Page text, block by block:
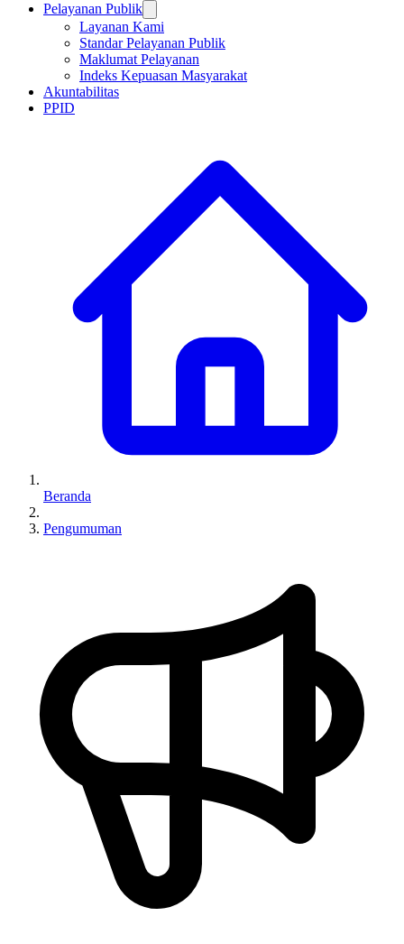
Pelayanan Publik
Layanan Kami
Standar Pelayanan Publik
Maklumat Pelayanan
Indeks Kepuasan Masyarakat
Akuntabilitas
PPID
Beranda
Pengumuman